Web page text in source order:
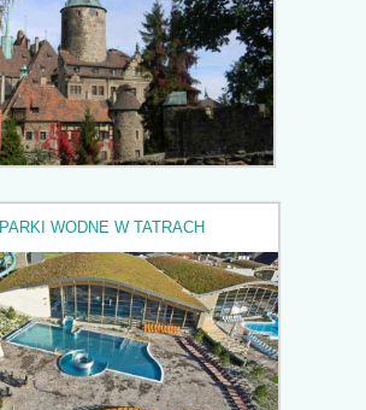
PARKI WODNE W TATRACH